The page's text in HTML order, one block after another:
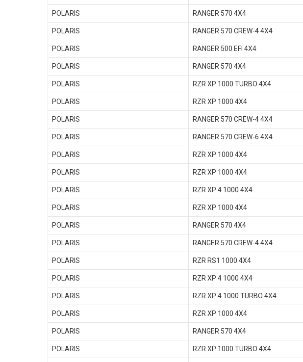
POLARIS RANGER 570 4X4
POLARIS RANGER 570 CREW-4 4X4
POLARIS RANGER 500 EFI 4X4
POLARIS RANGER 570 4X4
POLARIS RZR XP 1000 TURBO 4X4
POLARIS RZR XP 1000 4X4
POLARIS RANGER 570 CREW-4 4X4
POLARIS RANGER 570 CREW-6 4X4
POLARIS RZR XP 1000 4X4
POLARIS RZR XP 1000 4X4
POLARIS RZR XP 4 1000 4X4
POLARIS RZR XP 1000 4X4
POLARIS RANGER 570 4X4
POLARIS RANGER 570 CREW-4 4X4
POLARIS RZR RS1 1000 4X4
POLARIS RZR XP 4 1000 4X4
POLARIS RZR XP 4 1000 TURBO 4X4
POLARIS RZR XP 1000 4X4
POLARIS RANGER 570 4X4
POLARIS RZR XP 1000 TURBO 4X4